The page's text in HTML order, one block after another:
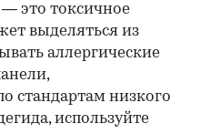
это токсичное
выделяться из
аллергические
стандартам низкого
используйте